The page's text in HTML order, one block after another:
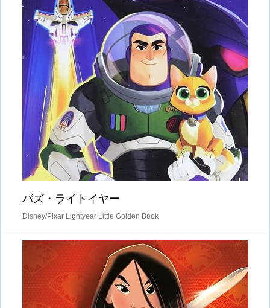
バズ・ライトイヤー
Disney/Pixar Lightyear Little Golden Book